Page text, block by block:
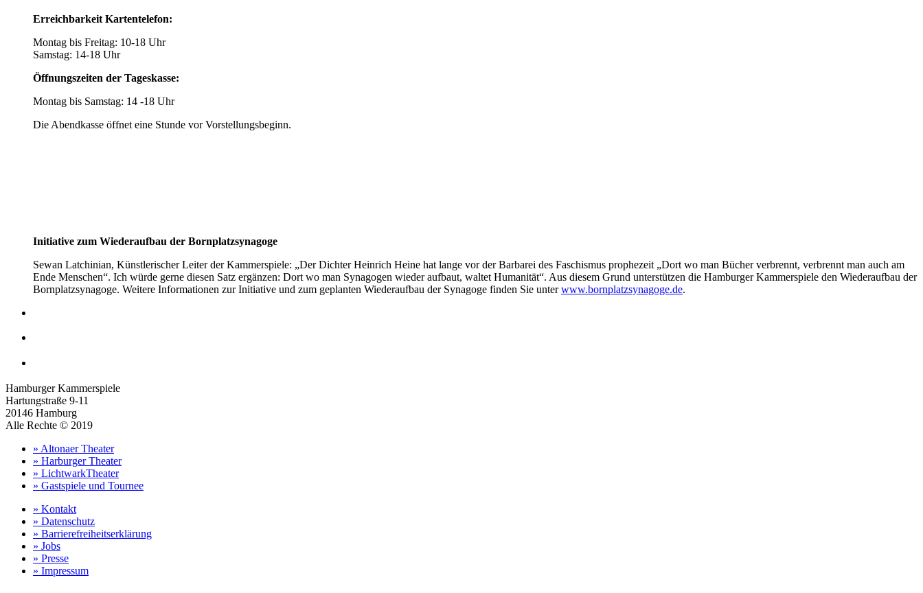
Erreichbarkeit Kartentelefon:
Montag bis Freitag: 10-18 Uhr
Samstag: 14-18 Uhr
Öffnungszeiten der Tageskasse:
Montag bis Samstag: 14 -18 Uhr
Die Abendkasse öffnet eine Stunde vor Vorstellungsbeginn.
Initiative zum Wiederaufbau der Bornplatzsynagoge
Sewan Latchinian, Künstlerischer Leiter der Kammerspiele: „Der Dichter Heinrich Heine hat lange vor der Barbarei des Faschismus prophezeit „Dort wo man Bücher verbrennt, verbrennt man auch am
Ende Menschen“. Ich würde gerne diesen Satz ergänzen: Dort wo man Synagogen wieder aufbaut, waltet Humanität“. Aus diesem Grund unterstützen die Hamburger Kammerspiele den Wiederaufbau der
Bornplatzsynagoge. Weitere Informationen zur Initiative und zum geplanten Wiederaufbau der Synagoge finden Sie unterwww.bornplatzsynagoge.de.
Hamburger Kammerspiele
Hartungstraße 9-11
20146 Hamburg
Alle Rechte © 2019
» Altonaer Theater
» Harburger Theater
» LichtwarkTheater
» Gastspiele und Tournee
» Kontakt
» Datenschutz
» Barrierefreiheitserklärung
» Jobs
» Presse
» Impressum